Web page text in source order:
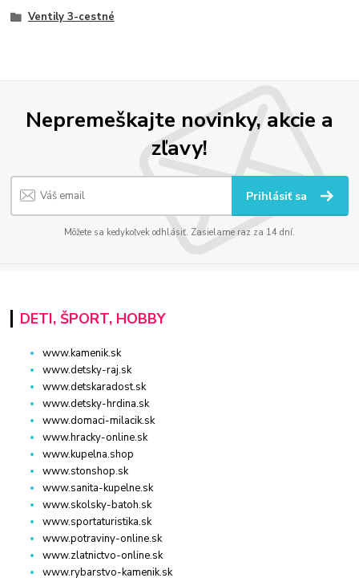
Ventily 3-cestné
Nepremeškajte novinky, akcie a
zľavy!
Prihlásiť sa
Môžete sa kedykoľvek odhlásiť. Zasielame raz za 14 dní.
DETI, ŠPORT, HOBBY
www.kamenik.sk
www.detsky-raj.sk
www.detskaradost.sk
www.detsky-hrdina.sk
www.domaci-milacik.sk
www.hracky-online.sk
www.kupelna.shop
www.stonshop.sk
www.sanita-kupelne.sk
www.skolsky-batoh.sk
www.sportaturistika.sk
www.potraviny-online.sk
www.zlatnictvo-online.sk
www.rybarstvo-kamenik.sk